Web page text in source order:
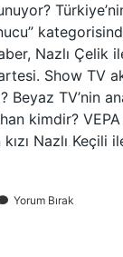
Nazlı Çelik
Show TV
Beyaz TV’nin
kimdir?
kızı Nazlı
Yorum Bırak